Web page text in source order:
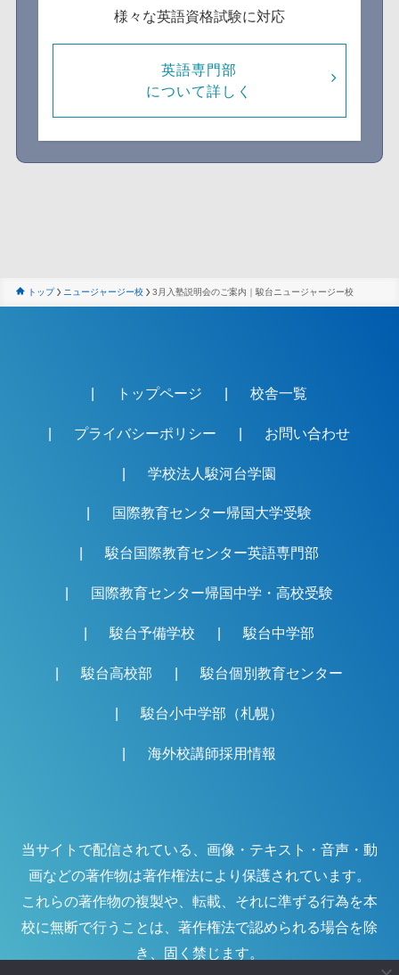
様々な英語資格試験に対応
英語専門部
について詳しく
トップ ニュージャージー校 3月入塾説明会のご案内｜駿台ニュージャージー校
トップページ 校舎一覧
プライバシーポリシー お問い合わせ
学校法人駿河台学園
国際教育センター帰国大学受験
駿台国際教育センター英語専門部
国際教育センター帰国中学・高校受験
駿台予備学校 駿台中学部
駿台高校部 駿台個別教育センター
駿台小中学部（札幌）
海外校講師採用情報
当サイトで配信されている、画像・テキスト・音声・動
画などの著作物は著作権法により保護されています。
これらの著作物の複製や、転載、それに準ずる行為を本
校に無断で行うことは、著作権法で認められる場合を除
き、固く禁じます。